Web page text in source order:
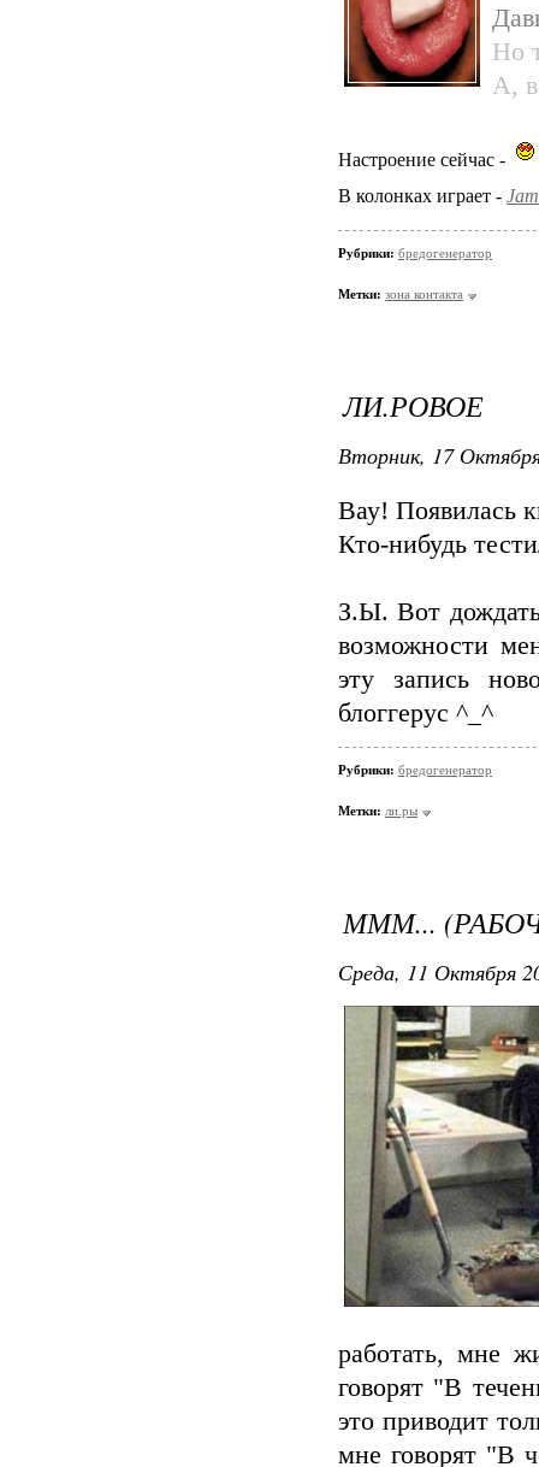
Но
А,
Настроение сейчас -
В колонках играет -
Рубрики: бредогенератор
Метки: зона контакта
ЛИ.РОВОЕ
Вторник, 17
Вау! Появилась
Кто-нибудь
З.Ы. Вот
возможности
эту запись
блоггерус ^_^
Рубрики: бредогенератор
Метки: ли.ры
МММ...
Среда, 11 Октября
работать, мне
говорят "В
это приводит
мне говорят "В